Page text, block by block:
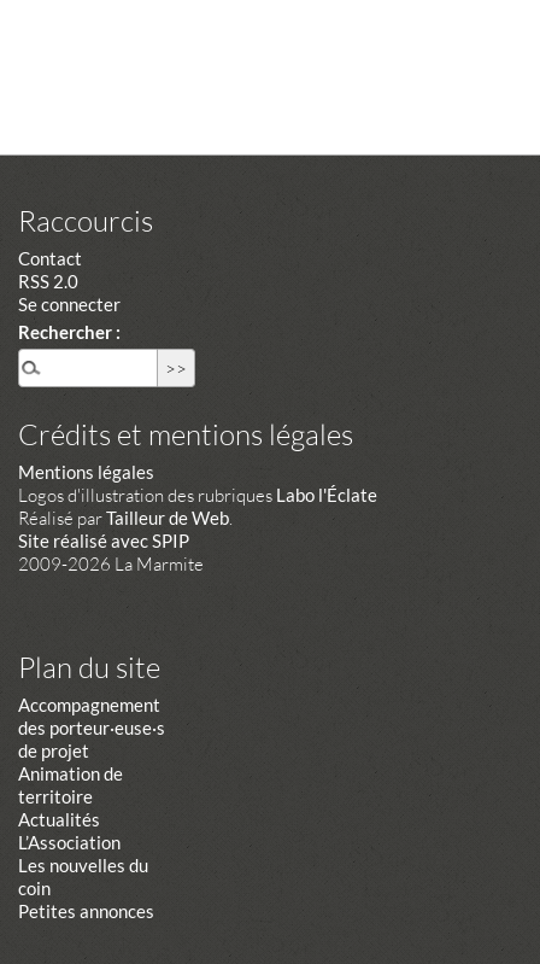
Raccourcis
Contact
RSS 2.0
Se connecter
Rechercher :
Crédits et mentions légales
Mentions légales
Logos d'illustration des rubriques Labo l'Éclate
Réalisé parTailleur de Web
Site réalisé avec SPIP
2009-2026 La Marmite
Plan du site
Accompagnement
des porteur·euse·s
de projet
Animation de
territoire
Actualités
L’Association
Les nouvelles du
coin
Petites annonces